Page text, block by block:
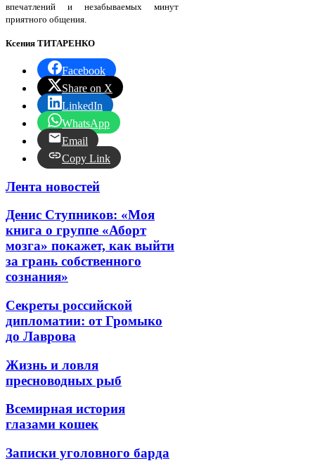
впечатлений и незабываемых минут
приятного общения.
Ксения ТИТАРЕНКО
Facebook
Share on X
LinkedIn
WhatsApp
Email
Copy Link
Лента новостей
Денис Ступников: «Моя
книга о группе «Аборт
мозга» покажет, как выйти
за грань собственного
сознания»
Секреты российской
дипломатии: от Громыко
до Лаврова
Жизнь и ловля
пресноводных рыб
Всемирная история
глазами кошек
Записки уголовного барда